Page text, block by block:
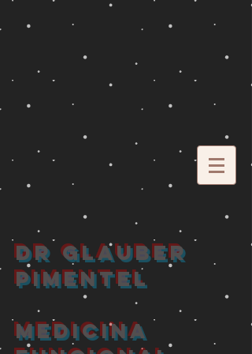
DR GLAUBER
PIMENTEL
MEDICINA